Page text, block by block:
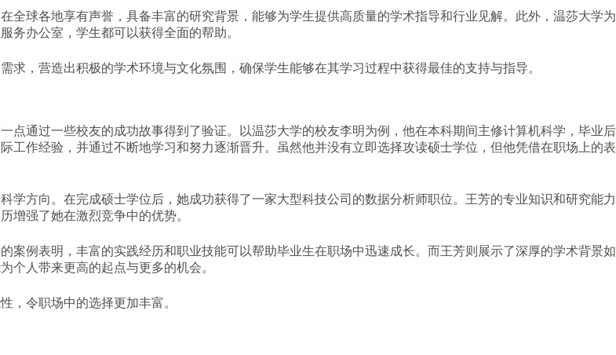
全球各地享有声誉，具备丰富的研究背景，能够为学生提供高质量的学术指导和行业见解。此外，温莎大学为
务办公室，学生都可以获得全面的帮助。
，营造出积极的学术环境与文化氛围，确保学生能够在其学习过程中获得最佳的支持与指导。
点通过一些校友的成功故事得到了验证。以温莎大学的校友李明为例，他在本科期间主修计算机科学，毕业后
作经验，并通过不断地学习和努力逐渐晋升。虽然他并没有立即选择攻读硕士学位，但他凭借在职场上的表
方向。在完成硕士学位后，她成功获得了一家大型科技公司的数据分析师职位。王芳的专业知识和研究能力
增强了她在激烈竞争中的优势。
例表明，丰富的实践经历和职业技能可以帮助毕业生在职场中迅速成长。而王芳则展示了深厚的学术背景如
个人带来更高的起点与更多的机会。
，令职场中的选择更加丰富。